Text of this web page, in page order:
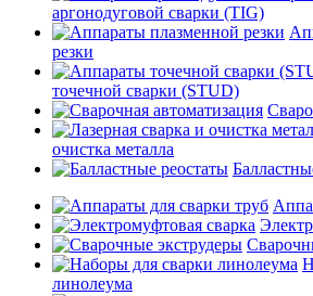
аргонодуговой сварки (TIG)
резки
точечной сварки (STUD)
очистка металла
линолеума